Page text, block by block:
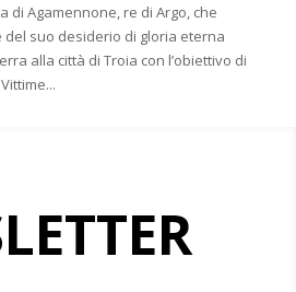
di Agamennone, re di Argo, che
del suo desiderio di gloria eterna
alla città di Troia con l’obiettivo di